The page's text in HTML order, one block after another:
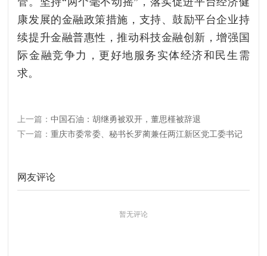
康发展的金融政策措施，支持、鼓励平台企业持
续提升金融普惠性，推动科技金融创新，增强国
际金融竞争力，更好地服务实体经济和民生需
求。
上一篇：中国石油：胡继勇被双开，董思槿被辞退
下一篇：重庆市委常委、秘书长罗蔺兼任两江新区党工委书记
网友评论
暂无评论